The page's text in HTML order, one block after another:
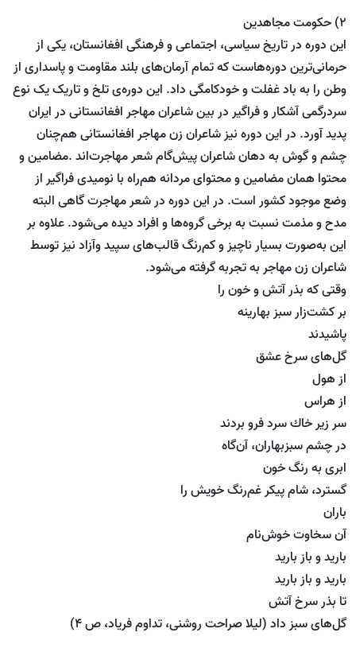
2) حکومت مجاهدین
این دوره در تاریخ سیاسی، اجتماعی و فرهنگی افغانستان، یکی از
حرمانی‌ترین دوره‌هاست که تمام آرمان‌های بلند مقاومت و پاسداری از
وطن را به باد غفلت و خودکامگی داد. این دوره‌ی تلخ و تاریک یک نوع
سردرگمی آشکار و فراگیر در بین شاعران مهاجر افغانستانی در ایران
پدید آورد. در این دوره نیز شاعران زن مهاجر افغانستانی هم‌چنان
چشم و گوش به دهان شاعران پیش‌گام شعر مهاجرت‌اند .مضامین و
محتوا همان مضامین و محتوای مردانه هم‌راه با نومیدی فراگیر از
وضع موجود کشور است. در این دوره در شعر مهاجرت گاهی البته
مدح و مذمت نسبت به برخی گروه‌ها و افراد دیده می‌شود. علاوه بر
این به‌صورت بسیار ناچیز و کم‌رنگ قالب‌های سپید وآزاد نیز توسط
شاعران زن مهاجر به تجربه گرفته می‌شود.
وقتی كه بذر آتش و خون را
بر كشت‌زار سبز بهارینه
پاشیدند
گل‌های سرخ عشق
از هول
از هراس
سر زیر خاك سرد فرو بردند
در چشم سبزبهاران، آن‌گاه
ابری به رنگ خون
گسترد، شام پیكر غم‌رنگ خویش را
باران
آن سخاوت خوش‌نام
بارید و باز بارید
بارید و باز بارید
تا بذر سرخ آتش
گل‌های سبز داد (لیلا صراحت روشنی، تداوم فریاد، ص 4)